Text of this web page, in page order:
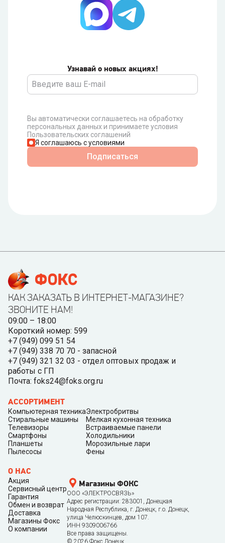
Узнавай о новых акциях!
Вы автоматически соглашаетесь на обработку
персональных данных и принимаете условия
Пользовательских соглашений
Я соглашаюсь с условиями
Подписаться
КАК ЗАКАЗАТЬ В ИНТЕРНЕТ-МАГАЗИНЕ?
ЗВОНИТЕ НАМ!
09:00 – 18:00
Короткий номер: 599
+7 (949) 099 51 54
+7 (949) 338 70 70 - запасной
+7 (949) 321 32 03 - отдел оптовых продаж и
работы с ГП
Почта: foks24@foks.org.ru
АССОРТИМЕНТ
Компьютерная техника
Стиральные машины
Телевизоры
Смартфоны
Планшеты
Пылесосы
Электробритвы
Мелкая кухонная техника
Встраиваемые панели
Холодильники
Морозильные лари
Фены
О НАС
Акция
Сервисный центр
Гарантия
Обмен и возврат
Доставка
Магазины Фокс
О компании
Магазины ФОКС
ООО «ЭЛЕКТРОСВЯЗЬ»
Адрес регистрации: 283001, Донецкая
Народная Республика, г. Донецк, г.о. Донецк,
улица Челюскинцев, дом 107.
ИНН 9309006766
Все права защищены.
© 2026 Фокс Донецк